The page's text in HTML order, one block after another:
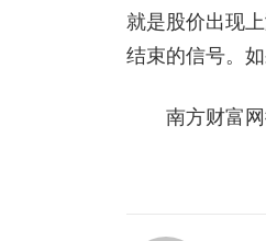
就是股价出现
结束的信号。
南方财富网